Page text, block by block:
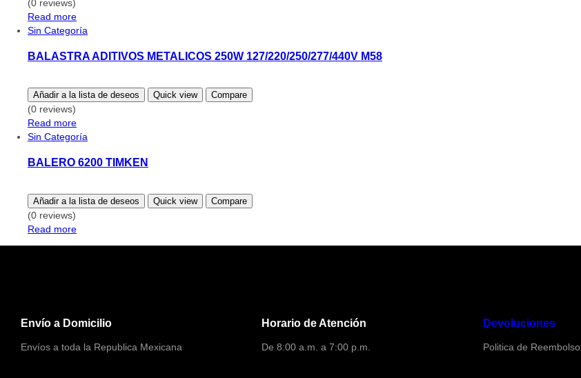
(0 reviews)
Read more
Sin Categoría
BALASTRA ADITIVOS METALICOS 250W 127/220/250/277/440V M58
Añadir a la lista de deseos Quick view Compare
(0 reviews)
Read more
Sin Categoría
BALERO 6200 TIMKEN
Añadir a la lista de deseos Quick view Compare
(0 reviews)
Read more
Envío a Domicilio
Envíos a toda la Republica Mexicana
Horario de Atención
De 8:00 a.m. a 7:00 p.m.
Devoluciones
Politica de Reembolso